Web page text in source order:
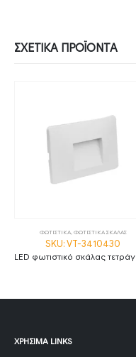
ΣΧΕΤΙΚΆ ΠΡΟΪΌΝΤΑ
ΦΩΤΙΣΤΙΚΑ, ΦΩΤΙΣΤΙΚΑ ΣΚΑΛΑΣ
SKU: VT-3410430
ΧΡΉΣΙΜΑ LINKS